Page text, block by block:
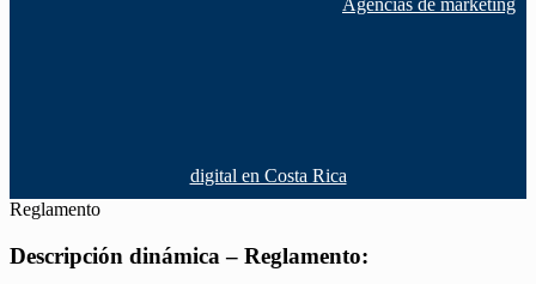
digital en Costa Rica
Reglamento
Descripción dinámica – Reglamento: